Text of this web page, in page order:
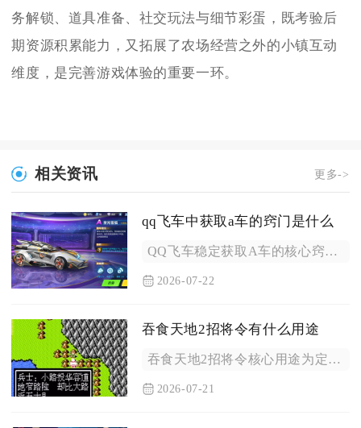
务解锁、道具准备、社交玩法与细节彩蛋，既考验后
期资源积累能力，又拓展了农场经营之外的小镇互动
维度，是完善游戏体验的重要一环。
相关资讯 更多->
qq飞车中获取a车的窍门是什么
QQ飞车稳定获取A车的核心窍门分为四类：零氪长期活动兑换、点...
2026-07-22
吞食天地2招将令有什么用途
吞食天地2招将令核心用途为定向招募限定隐藏武将、兑换武将养成...
2026-07-21